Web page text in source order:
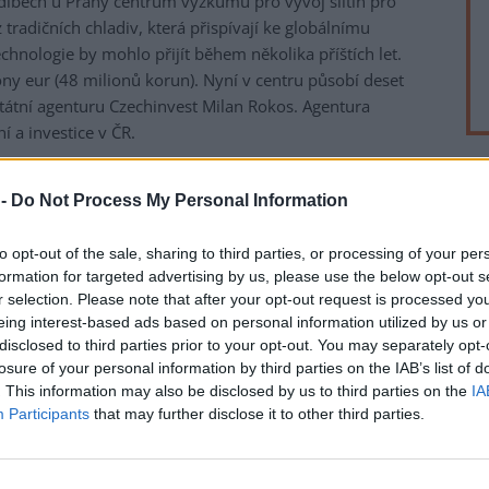
Do Not Process My Personal Information
opt-out of the sale, sharing to third parties, or processing of your
for targeted advertising by us, please use the below opt-out
selection. Please note that after your opt-out request is processed
interest-based ads based on personal information utilized by us
to third parties prior to your opt-out. You may separately
of your personal information by third parties on the IAB’s list of
This information may also be disclosed by us to third parties on the
Participants that may further disclose it to other third parties.
tradičních chladiv, která přispívají ke globálnímu
by mohlo přijít během několika příštích let.
eur (48 milionů korun). Nyní v centru působí deset
agenturu Czechinvest Milan Rokos. Agentura
a investice v ČR.
stojí na chladicích plynech. My ale věříme, že v
naši technologii úspěšně uvedeme na trh, půjde o
a s nulovým dopadem chladiva na globální
společnosti Exergyn Kevin O’Toole.
fluorovaných chladiv jeden z významných problémů
budov. Vyvíjený systém tradiční chladiva nahrazuje
tvarovou pamětí. Materiál při mechanickém stlačení
efekt.
včetně irské centrály zaměstnává 50 lidí. V ČR podle
počtu pracovníků. "Česká republika má mimořádně
technického vzdělávání. Právě kombinace